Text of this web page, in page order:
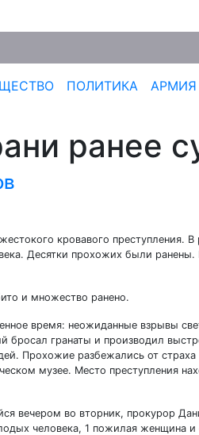
ПОЛИТИКА АРМИЯ
ранее
кровавого преступления. В
Десятки прохожих были
и множество ранено.
время: неожиданные взрывы
бросал гранаты и производил
Прохожие разбежались от
музее. Место преступления
вечером во вторник, прокурор
человека, 1 пожилая женщина